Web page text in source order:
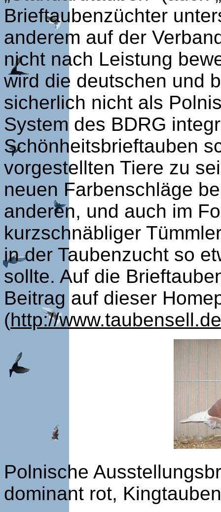
Brieftaubenzüchter
anderem auf der
nicht nach Leistung
wird die deutschen und
sicherlich nicht als
System des BDRG
Schönheitsbrieftauben
vorgestellten Tiere zu
neuen Farbenschläge
anderen, und auch im
kurzschnäbliger
in der Taubenzucht so
sollte. Auf die
Beitrag auf dieser
(http://
Polnische
dominant rot,